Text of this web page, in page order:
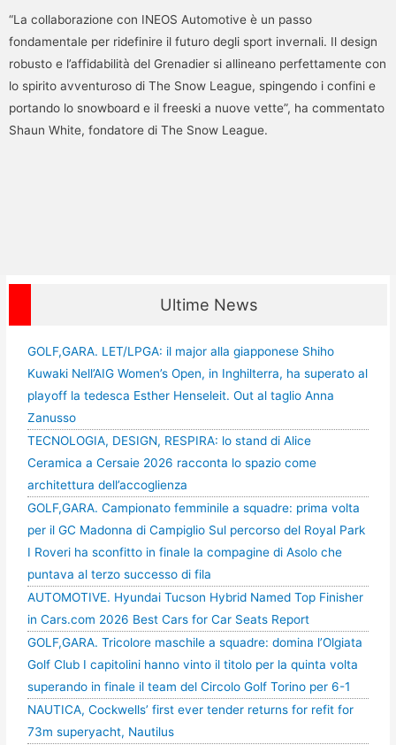
“La collaborazione con INEOS Automotive è un passo
fondamentale per ridefinire il futuro degli sport invernali. Il design
robusto e l’affidabilità del Grenadier si allineano perfettamente con
lo spirito avventuroso di The Snow League, spingendo i confini e
portando lo snowboard e il freeski a nuove vette”, ha commentato
Shaun White, fondatore di The Snow League.
Ultime News
GOLF,GARA. LET/LPGA: il major alla giapponese Shiho
Kuwaki Nell’AIG Women’s Open, in Inghilterra, ha superato al
playoff la tedesca Esther Henseleit. Out al taglio Anna
Zanusso
TECNOLOGIA, DESIGN, RESPIRA: lo stand di Alice
Ceramica a Cersaie 2026 racconta lo spazio come
architettura dell’accoglienza
GOLF,GARA. Campionato femminile a squadre: prima volta
per il GC Madonna di Campiglio Sul percorso del Royal Park
I Roveri ha sconfitto in finale la compagine di Asolo che
puntava al terzo successo di fila
AUTOMOTIVE. Hyundai Tucson Hybrid Named Top Finisher
in Cars.com 2026 Best Cars for Car Seats Report
GOLF,GARA. Tricolore maschile a squadre: domina l’Olgiata
Golf Club I capitolini hanno vinto il titolo per la quinta volta
superando in finale il team del Circolo Golf Torino per 6-1
NAUTICA, Cockwells’ first ever tender returns for refit for
73m superyacht, Nautilus